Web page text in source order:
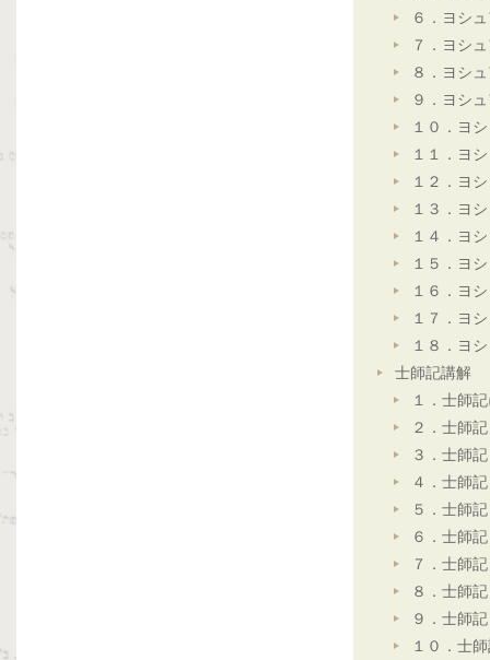
６．ヨシ
７．ヨシ
８．ヨシ
９．ヨシ
１０．ヨ
１１．ヨ
１２．ヨ
１３．ヨ
１４．ヨ
１５．ヨ
１６．ヨ
１７．ヨ
１８．ヨ
士師記講解
１．士師
２．士師
３．士師
４．士師
５．士師
６．士師
７．士師
８．士師
９．士師
１０．士